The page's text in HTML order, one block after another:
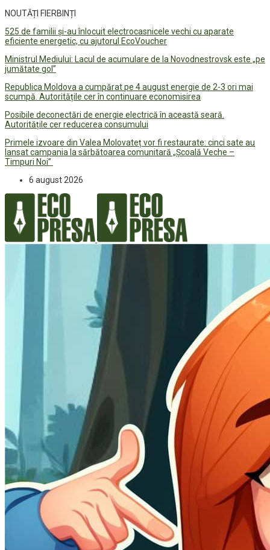
NOUTĂȚI FIERBINȚI
525 de familii și-au înlocuit electrocasnicele vechi cu aparate
eficiente energetic, cu ajutorul EcoVoucher
Ministrul Mediului: Lacul de acumulare de la Novodnestrovsk este „pe
jumătate gol”
Republica Moldova a cumpărat pe 4 august energie de 2-3 ori mai
scumpă. Autoritățile cer în continuare economisirea
Posibile deconectări de energie electrică în această seară.
Autoritățile cer reducerea consumului
Primele izvoare din Valea Molovateț vor fi restaurate: cinci sate au
lansat campania la sărbătoarea comunitară „Școală Veche –
Timpuri Noi”
6 august 2026